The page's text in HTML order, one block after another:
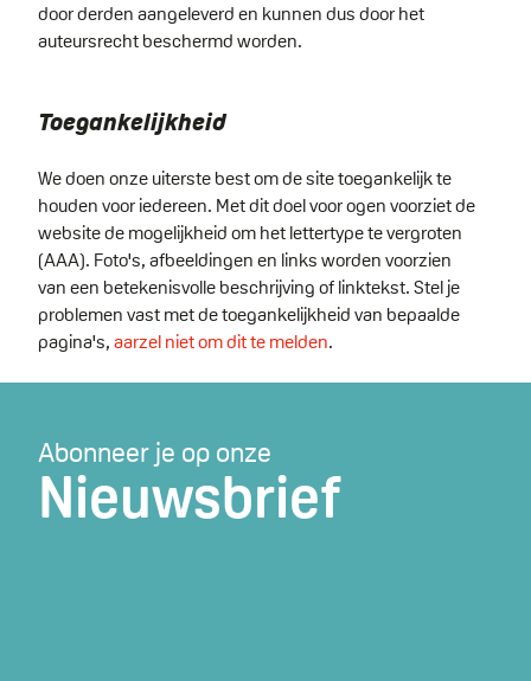
door derden aangeleverd en kunnen dus door het
auteursrecht beschermd worden.
Toegankelijkheid
We doen onze uiterste best om de site toegankelijk te
houden voor iedereen. Met dit doel voor ogen voorziet de
website de mogelijkheid om het lettertype te vergroten
(AAA). Foto's, afbeeldingen en links worden voorzien
van een betekenisvolle beschrijving of linktekst. Stel je
problemen vast met de toegankelijkheid van bepaalde
pagina's,aarzel niet om dit te melden.
Abonneer je op onze
Nieuwsbrief